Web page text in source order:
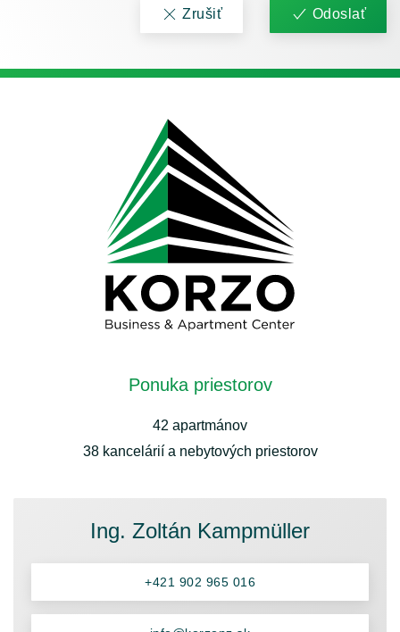
Zrušiť Odoslať
Ponuka priestorov
42 apartmánov
38 kancelárií a nebytových priestorov
Ing. Zoltán Kampmüller
+421 902 965 016